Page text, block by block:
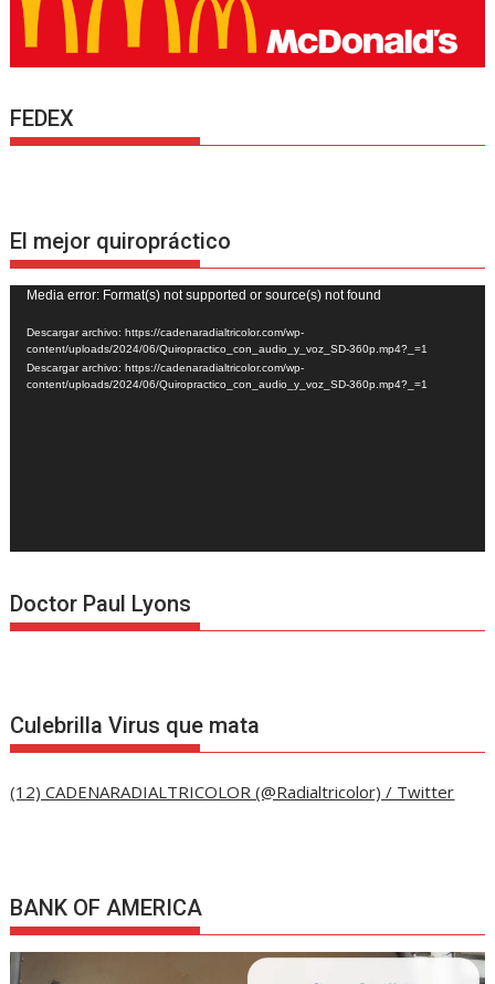
FEDEX
El mejor quiropráctico
Reproductor
de
vídeo
Media error: Format(s) not supported or source(s) not found
Descargar archivo: https://cadenaradialtricolor.com/wp-
content/uploads/2024/06/Quiropractico_con_audio_y_voz_SD-360p.mp4?_=1
Descargar archivo: https://cadenaradialtricolor.com/wp-
content/uploads/2024/06/Quiropractico_con_audio_y_voz_SD-360p.mp4?_=1
Doctor Paul Lyons
Culebrilla Virus que mata
(12) CADENARADIALTRICOLOR (@Radialtricolor) / Twitter
BANK OF AMERICA